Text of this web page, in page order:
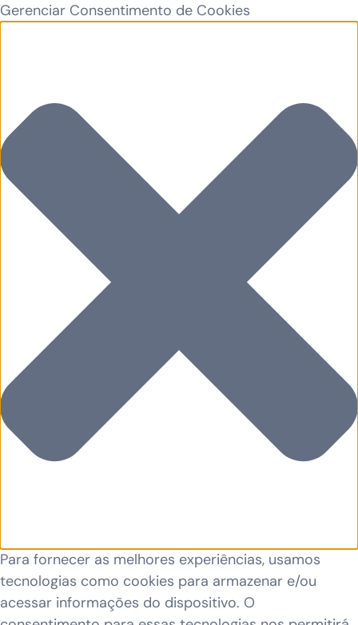
Gerenciar Consentimento de Cookies
Para fornecer as melhores experiências, usamos
tecnologias como cookies para armazenar e/ou
acessar informações do dispositivo. O